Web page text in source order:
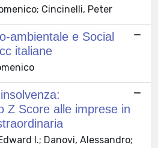
Cincinelli, Peter
ambientale e Social
italiane
Z Score alle imprese in
I.; Danovi, Alessandro;